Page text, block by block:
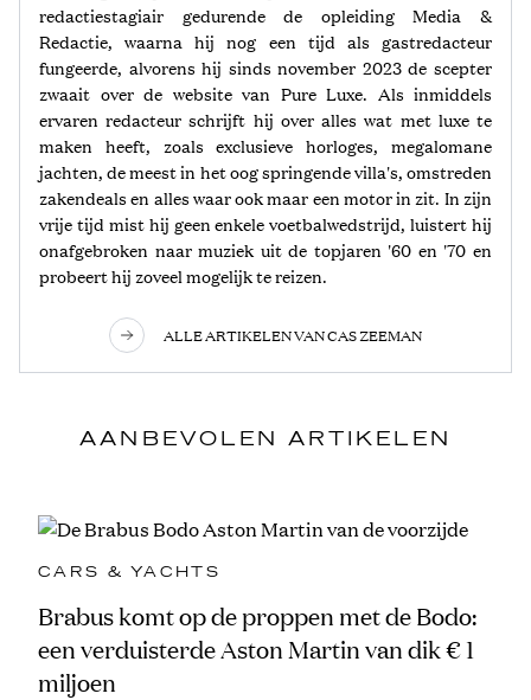
redactiestagiair gedurende de opleiding Media &
Redactie, waarna hij nog een tijd als gastredacteur
fungeerde, alvorens hij sinds november 2023 de scepter
zwaait over de website van Pure Luxe. Als inmiddels
ervaren redacteur schrijft hij over alles wat met luxe te
maken heeft, zoals exclusieve horloges, megalomane
jachten, de meest in het oog springende villa's, omstreden
zakendeals en alles waar ook maar een motor in zit. In zijn
vrije tijd mist hij geen enkele voetbalwedstrijd, luistert hij
onafgebroken naar muziek uit de topjaren '60 en '70 en
probeert hij zoveel mogelijk te reizen.
ALLE ARTIKELEN VAN CAS ZEEMAN
AANBEVOLEN ARTIKELEN
CARS & YACHTS
Brabus komt op de proppen met de Bodo:
een verduisterde Aston Martin van dik € 1
miljoen